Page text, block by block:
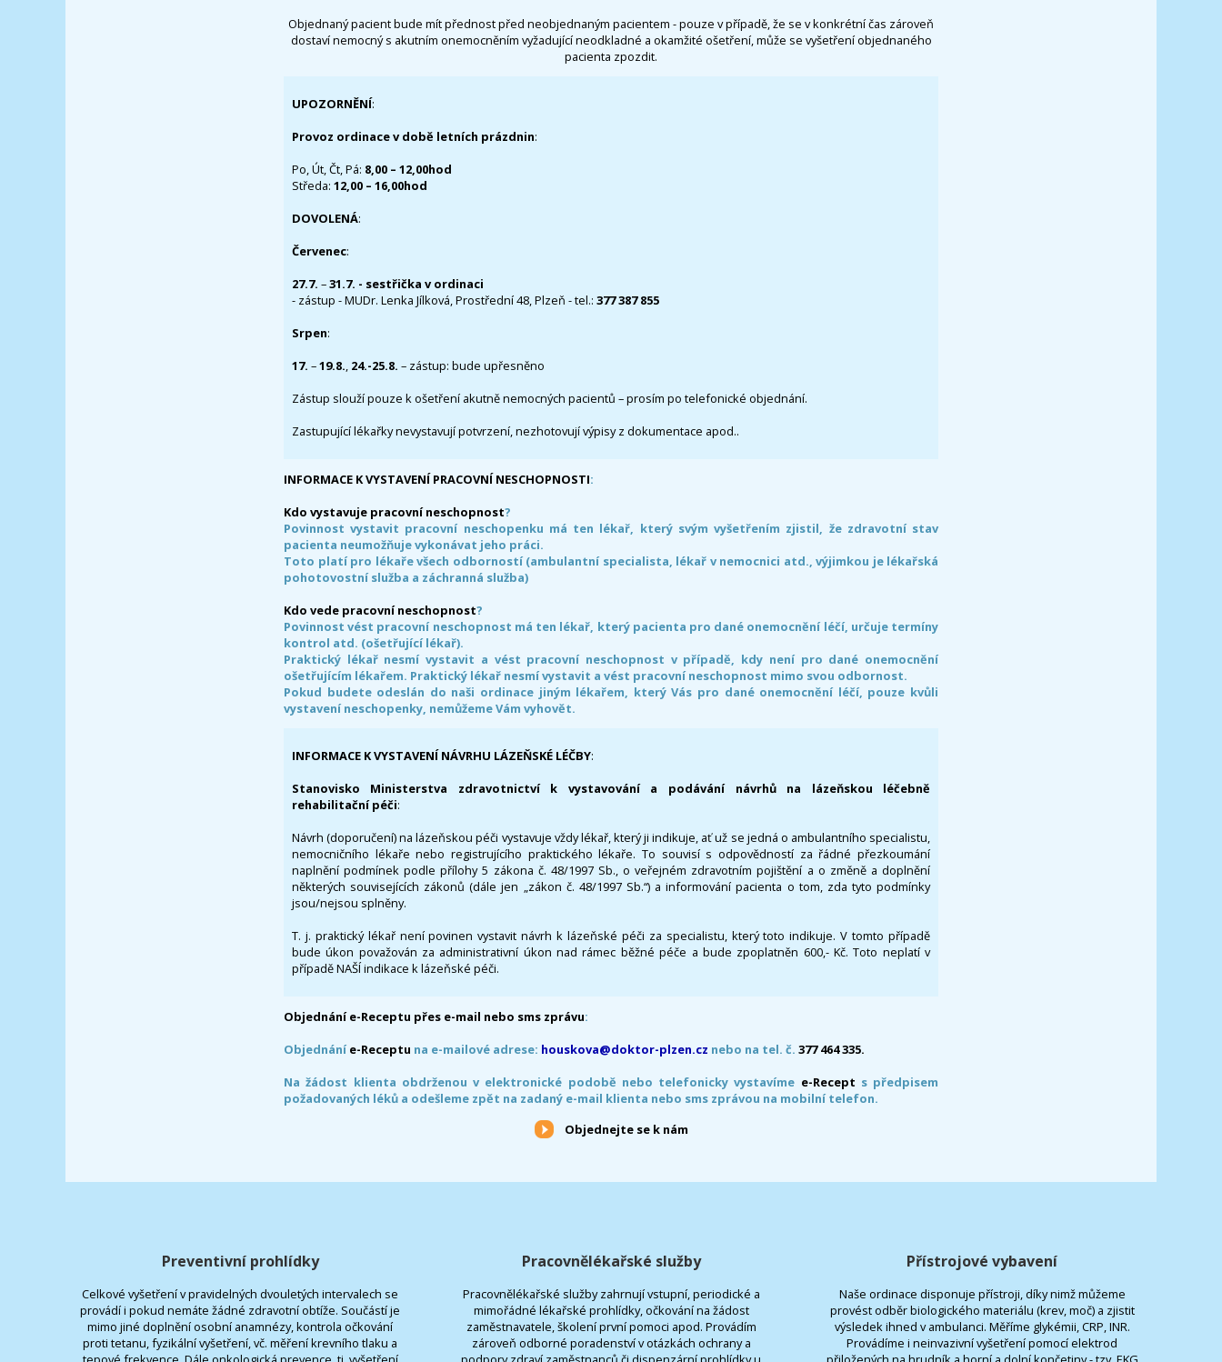
Objednaný pacient bude mít přednost před neobjednaným pacientem - pouze v případě, že se v konkrétní čas zároveň
dostaví nemocný s akutním onemocněním vyžadující neodkladné a okamžité ošetření, může se vyšetření objednaného
pacienta zpozdit.
UPOZORNĚNÍ:
Provoz ordinace v době letních prázdnin:
Po, Út, Čt, Pá: 8,00 – 12,00hod
Středa: 12,00 – 16,00hod
DOVOLENÁ:
Červenec:
27.7. –31.7. - sestřička v ordinaci
- zástup - MUDr. Lenka Jílková, Prostřední 48, Plzeň - tel.: 377 387 855
Srpen:
17. –19.8., 24.-25.8. – zástup: bude upřesněno
Zástup slouží pouze k ošetření akutně nemocných pacientů – prosím po telefonické objednání.
Zastupující lékařky nevystavují potvrzení, nezhotovují výpisy z dokumentace apod..
INFORMACE K VYSTAVENÍ PRACOVNÍ NESCHOPNOSTI:
Kdo vystavuje pracovní neschopnost?
Povinnost vystavit pracovní neschopenku má ten lékař, který svým vyšetřením zjistil, že zdravotní stav
pacienta neumožňuje vykonávat jeho práci.
Toto platí pro lékaře všech odborností (ambulantní specialista, lékař v nemocnici atd., výjimkou je lékařská
pohotovostní služba a záchranná služba)
Kdo vede pracovní neschopnost?
Povinnost vést pracovní neschopnost má ten lékař, který pacienta pro dané onemocnění léčí, určuje termíny
kontrol atd. (ošetřující lékař).
Praktický lékař nesmí vystavit a vést pracovní neschopnost v případě, kdy není pro dané onemocnění
ošetřujícím lékařem. Praktický lékař nesmí vystavit a vést pracovní neschopnost mimo svou odbornost.
Pokud budete odeslán do naši ordinace jiným lékařem, který Vás pro dané onemocnění léčí, pouze kvůli
vystavení neschopenky, nemůžeme Vám vyhovět.
INFORMACE K VYSTAVENÍ NÁVRHU LÁZEŇSKÉ LÉČBY:
Stanovisko Ministerstva zdravotnictví k vystavování a podávání návrhů na lázeňskou léčebně
rehabilitační péči:
Návrh (doporučení) na lázeňskou péči vystavuje vždy lékař, který ji indikuje, ať už se jedná o ambulantního specialistu,
nemocničního lékaře nebo registrujícího praktického lékaře. To souvisí s odpovědností za řádné přezkoumání
naplnění podmínek podle přílohy 5 zákona č. 48/1997 Sb., o veřejném zdravotním pojištění a o změně a doplnění
některých souvisejících zákonů (dále jen „zákon č. 48/1997 Sb.“) a informování pacienta o tom, zda tyto podmínky
jsou/nejsou splněny.
T. j. praktický lékař není povinen vystavit návrh k lázeňské péči za specialistu, který toto indikuje. V tomto případě
bude úkon považován za administrativní úkon nad rámec běžné péče a bude zpoplatněn 600,- Kč. Toto neplatí v
případě NAŠÍ indikace k lázeňské péči.
Objednání e-Receptu přes e-mail nebo sms zprávu:
Objednáníe-Receptu na e-mailové adrese: houskova@doktor-plzen.cz nebo na tel. č. 377 464 335.
Na žádost klienta obdrženou v elektronické podobě nebo telefonicky vystavíme e-Recept s předpisem
požadovaných léků a odešleme zpět na zadaný e-mail klienta nebo sms zprávou na mobilní telefon.
Objednejte se k nám
Preventivní prohlídky
Celkové vyšetření v pravidelných dvouletých intervalech se
provádí i pokud nemáte žádné zdravotní obtíže. Součástí je
mimo jiné doplnění osobní anamnézy, kontrola očkování
proti tetanu, fyzikální vyšetření, vč. měření krevního tlaku a
Pracovnělékařské služby
Pracovnělékařské služby zahrnují vstupní, periodické a
mimořádné lékařské prohlídky, očkování na žádost
zaměstnavatele, školení první pomoci apod. Provádím
zároveň odborné poradenství v otázkách ochrany a
Přístrojové vybavení
Naše ordinace disponuje přístroji, díky nimž můžeme
provést odběr biologického materiálu (krev, moč) a zjistit
výsledek ihned v ambulanci. Měříme glykémii, CRP, INR.
Provádíme i neinvazivní vyšetření pomocí elektrod